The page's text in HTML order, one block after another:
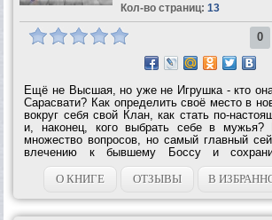
Кол-во страниц: 13
0
Ещё не Высшая, но уже не Игрушка - кто
Сарасвати? Как определить своё место в
вокруг себя свой Клан, как стать по-
и, наконец, кого выбрать себе в мужья?
множество вопросов, но самый главный
влечению к бывшему Боссу и
контракт?...
О КНИГЕ
ОТЗЫВЫ В